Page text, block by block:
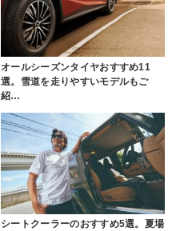
オールシーズンタイヤおすすめ11
選。雪道を走りやすいモデルもご
紹…
シートクーラーのおすすめ5選。夏場